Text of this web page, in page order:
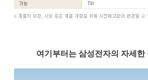
여기부터는 삼성전자의 자세한